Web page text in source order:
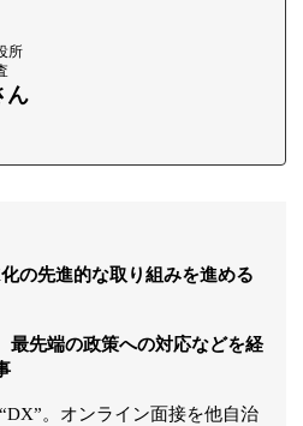
所
ん
の先進的な取り組みを進める
最先端の政策への対応などを経
。オンライン面接を他自治